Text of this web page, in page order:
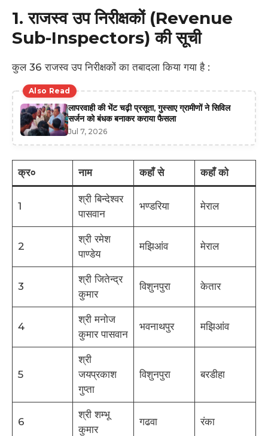
1. राजस्व उप निरीक्षकों (Revenue
Sub-Inspectors) की सूची
कुल 36 राजस्व उप निरीक्षकों का तबादला किया गया है :
Also Read
लापरवाही की भेंट चढ़ी प्रसूता, गुस्साए ग्रामीणों ने सिविल
सर्जन को बंधक बनाकर कराया फैसला
Jul 7, 2026
क्र० नाम कहाँ से कहाँ को
1
श्री बिन्देश्वर
पासवान
भण्डरिया मेराल
2
श्री रमेश
पाण्डेय
मझिआंव मेराल
3
श्री जितेन्द्र
कुमार
विशुनपुरा केतार
4
श्री मनोज
कुमार पासवान
भवनाथपुर मझिआंव
5
श्री
जयप्रकाश
गुप्ता
विशुनपुरा बरडीहा
6
श्री शम्भू
कुमार
गढवा रंका